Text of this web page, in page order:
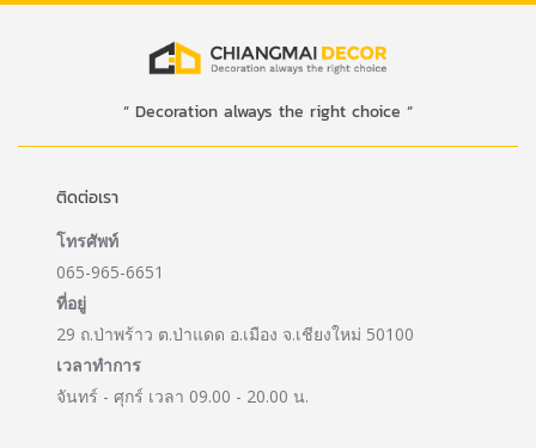
” Decoration always the right choice “
ติดต่อเรา
โทรศัพท์
065-965-6651
ที่อยู่
29 ถ.ป่าพร้าว ต.ป่าแดด อ.เมือง จ.เชียงใหม่ 50100
เวลาทำการ
จันทร์ - ศุกร์ เวลา 09.00 - 20.00 น.